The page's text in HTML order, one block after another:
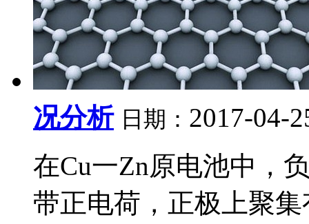
况分析 日期： 2017-04-
在Cu一Zn原电池中，
带正电荷，正极上聚